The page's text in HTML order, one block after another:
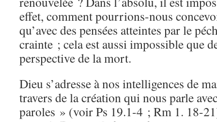
effet, comment pourrions-nous
qu’avec des pensées atteintes par le
crainte ; cela est aussi impossible que
perspective de la mort.
Dieu s’adresse à nos intelligences de
travers de la création qui nous parle
paroles » (voir Ps 19.1-4 ; Rm 1. 18-